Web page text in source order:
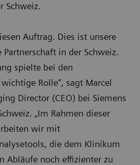
Schweiz.
Auftrag. Dies ist unsere
in der Schweiz.
spielte bei den
Rolle“, sagt Marcel
Director (CEO) bei Siemens
„Im Rahmen dieser
wir mit
die dem Klinikum
Abläufe noch effizienter zu